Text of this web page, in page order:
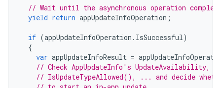
// Wait until the asynchronous operation
yield return appUpdateInfoOperation ;
if (appUpdateInfoOperation . IsSuccessful)
{
var appUpdateInfoResult =
// Check AppUpdateInfo's UpdateAvailability,
// IsUpdateTypeAllowed(), ... and decide